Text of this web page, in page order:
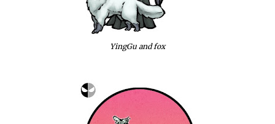
YingGu and fox